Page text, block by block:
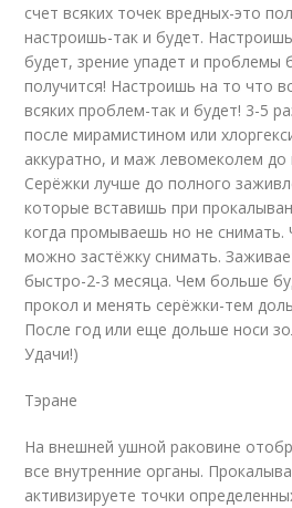
счет всяких точек вредных-это
настроишь-так и будет.
будет, зрение упадет и проблемы
получится! Настроишь на то что
всяких проблем-так и будет! 3-5
после мирамистином или
аккуратно, и маж левомеколем до
Серёжки лучше до полного
которые вставишь при
когда промываешь но не
можно застёжку снимать.
быстро-2-3 месяца. Чем больше
прокол и менять серёжки-тем
После год или еще дольше носи
Удачи!)
Тэране
На внешней ушной раковине
все внутренние органы.
активизируете точки